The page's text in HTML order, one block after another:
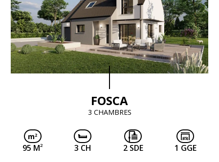
FOSCA
3 CHAMBRES
95 M2 3 CH 2 SDE 1 GGE